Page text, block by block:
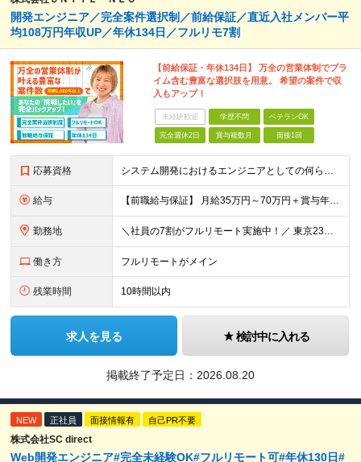
開発エンジニア／完全案件選択制／前給保証／直近入社メンバー平
均108万円年収UP／年休134日／フルリモ7割
【前給保証・年休134日】 万全の営業体制でプラ
イム含む豊富な選択肢を用意。 希望の案件で収
入もアップ！
未経験歓迎 学歴不問 ベテランOK
完全週休2日 賞与複数月 面接1回
応募資格 システム開発におけるエンジニアとしての何らかの実務経験（年数不問） ※要件定義、基本設計、詳細設計、製造、検証、運用保守 少しでも実務経験があれば、まずは気軽にエントリーしてみてください！ ／／／／
給与 【前職給与保証】 月給35万円～70万円＋賞与年2回＋各種手当 ※前職の給与・スキル・経験を考慮の上、決定いたします。 ※月給には固定残業代（月30時間分／5万円～10万円）を含みます。超過分は別途
勤務地 ＼社員の7割がフルリモート実施中！／ 東京23区内など1都3県を中心としたプロジェクト先での勤務となります。 ※勤務地は希望を考慮します ≪本社≫ 東京都渋谷区恵比寿南1丁目3番7号 隅越ビル5階
働き方 フルリモートがメイン
残業時間 10時間以内
求人を見る 検討中に入れる
掲載終了予定日： 2026.08.20
NEW 正社員 面接情報有 自己PR不要
株式会社SC direct
Web開発エンジニア#完全未経験OK#フルリモート可#年休130日#